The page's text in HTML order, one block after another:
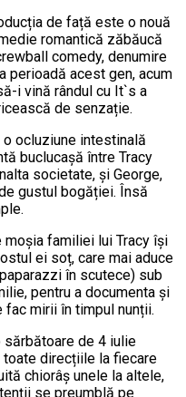
de față este o nouă
romantică zăbăucă
comedy, denumire
perioadă acest gen, acum
i vină rândul cu It`s a
de senzație.
ocluziune intestinală
buclucașă între Tracy
societate, și George,
gustul bogăției. Însă
moșia familiei lui Tracy își
ei soț, care mai aduce
în scutece) sub
pentru a documenta și
mirii în timpul nunții.
de 4 iulie
direcțiile la fiecare
chiorâș unele la altele,
se preumblă pe